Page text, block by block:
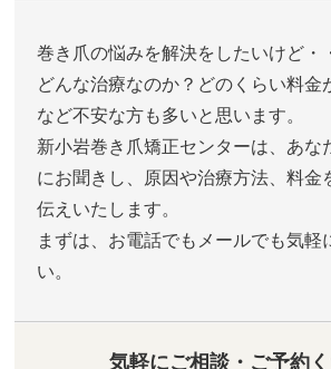
巻き爪の悩みを解決をしたいけど・
どんな治療なのか？どのくらい料金
など不安な方も多いと思います。
新小岩巻き爪矯正センターは、あな
にお聞きし、原因や治療方法、料金
伝えいたします。
まずは、お電話でもメールでも気軽
い。
気軽にご相談・ご予約